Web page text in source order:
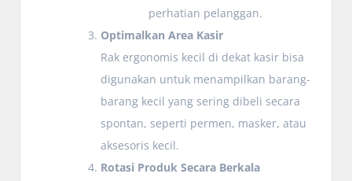
perhatian pelanggan.
Optimalkan Area Kasir
Rak ergonomis kecil di dekat kasir bisa
digunakan untuk menampilkan barang-
barang kecil yang sering dibeli secara
spontan, seperti permen, masker, atau
aksesoris kecil.
Rotasi Produk Secara Berkala